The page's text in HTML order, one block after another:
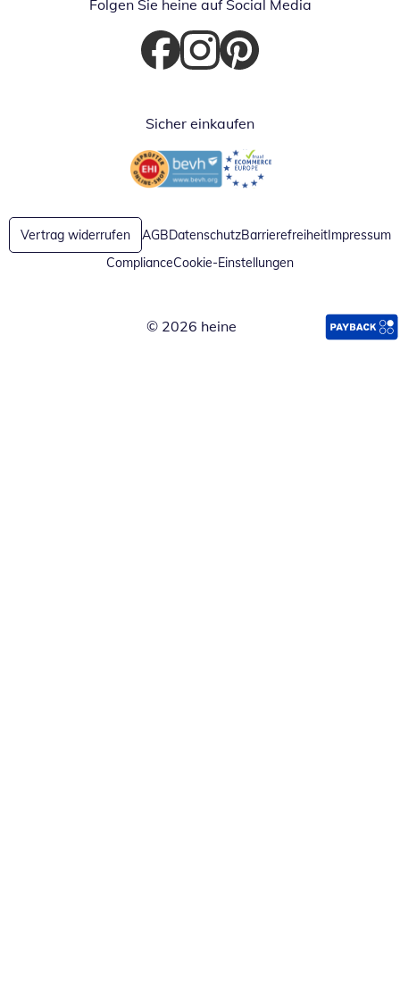
Folgen Sie heine auf Social Media
Öffnet in neuem Fenster
Öffnet in neuem Fenster
Öffnet in neuem Fenster
Sicher einkaufen
Öffnet in neuem FensterÖffnet in neuem Fenster
Vertrag widerrufen AGBDatenschutzBarrierefreiheit Impressum
ComplianceCookie-Einstellungen
© 2026 heine